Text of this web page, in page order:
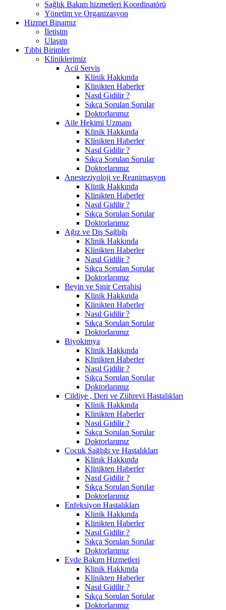
Sağlık Bakım hizmetleri Koordinatörü
Yönetim ve Organizasyon
Hizmet Binamız
İletişim
Ulaşım
Tıbbi Birimler
Kliniklerimiz
Acil Servis
Klinik Hakkında
Klinikten Haberler
Nasıl Gidilir ?
Sıkça Sorulan Sorular
Doktorlarımız
Aile Hekimi Uzmanı
Klinik Hakkında
Klinikten Haberler
Nasıl Gidilir ?
Sıkça Sorulan Sorular
Doktorlarımız
Anesteziyoloji ve Reanimasyon
Klinik Hakkında
Klinikten Haberler
Nasıl Gidilir ?
Sıkça Sorulan Sorular
Doktorlarımız
Ağız ve Diş Sağlığı
Klinik Hakkında
Klinikten Haberler
Nasıl Gidilir ?
Sıkça Sorulan Sorular
Doktorlarımız
Beyin ve Sinir Cerrahisi
Klinik Hakkında
Klinikten Haberler
Nasıl Gidilir ?
Sıkça Sorulan Sorular
Doktorlarımız
Biyokimya
Klinik Hakkında
Klinikten Haberler
Nasıl Gidilir ?
Sıkça Sorulan Sorular
Doktorlarımız
Cildiye , Deri ve Zührevi Hastalıkları
Klinik Hakkında
Klinikten Haberler
Nasıl Gidilir ?
Sıkça Sorulan Sorular
Doktorlarımız
Çocuk Sağlığı ve Hastalıkları
Klinik Hakkında
Klinikten Haberler
Nasıl Gidilir ?
Sıkça Sorulan Sorular
Doktorlarımız
Enfeksiyon Hastalıkları
Klinik Hakkında
Klinikten Haberler
Nasıl Gidilir ?
Sıkça Sorulan Sorular
Doktorlarımız
Evde Bakım Hizmetleri
Klinik Hakkında
Klinikten Haberler
Nasıl Gidilir ?
Sıkça Sorulan Sorular
Doktorlarımız